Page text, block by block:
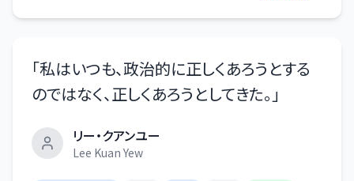
「私はいつも、政治的に正しくあろうとする
のではなく、正しくあろうとしてきた。 」
リー・クアンユー
Lee Kuan Yew